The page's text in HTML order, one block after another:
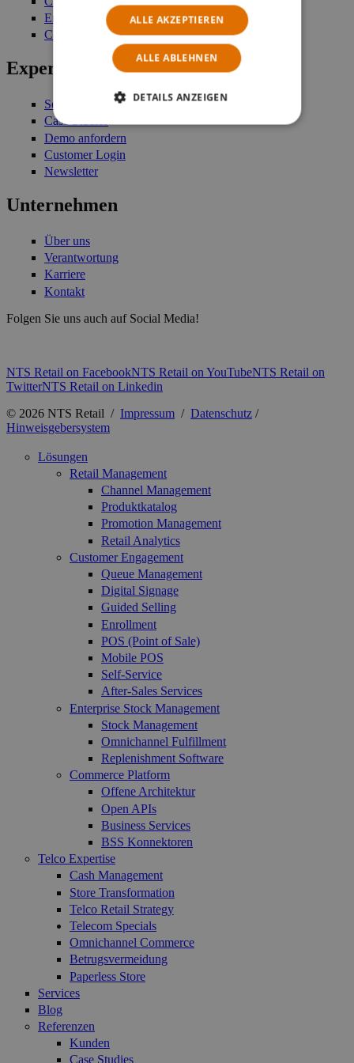
Enterprise Stock Management
Commerce Platform
Expertise
Services
Case Studies
Demo anfordern
Customer Login
Newsletter
Unternehmen
Über uns
Verantwortung
Karriere
Kontakt
Folgen Sie uns auch auf Social Media!
NTS Retail on FacebookNTS Retail on YouTubeNTS Retail on
TwitterNTS Retail on Linkedin
© 2026 NTS Retail / Impressum / Datenschutz /
Hinweisgebersystem
Lösungen
Retail Management
Channel Management
Produktkatalog
Promotion Management
Retail Analytics
Customer Engagement
Queue Management
Digital Signage
Guided Selling
Enrollment
POS (Point of Sale)
Mobile POS
Self-Service
After-Sales Services
Enterprise Stock Management
Stock Management
Omnichannel Fulfillment
Replenishment Software
Commerce Platform
Offene Architektur
Open APIs
Business Services
BSS Konnektoren
Telco Expertise
Cash Management
Store Transformation
Telco Retail Strategy
Telecom Specials
Omnichannel Commerce
Betrugsvermeidung
Paperless Store
Services
Blog
Referenzen
Kunden
Case Studies
ALLE AKZEPTIEREN
ALLE ABLEHNEN
DETAILS ANZEIGEN